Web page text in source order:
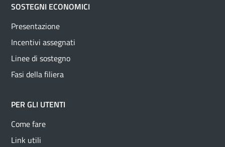
SOSTEGNI ECONOMICI
Presentazione
Incentivi assegnati
Linee di sostegno
Fasi della filiera
PER GLI UTENTI
Come fare
Link utili